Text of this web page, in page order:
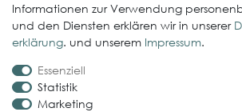
Kontaktformular
Probleme bei der Bestellung?
Rechtliches
Impressum
Informationen zur Verwendung
und den Diensten erklären wir in unserer
erklärung. und unserem Impressum.
Essenziell
Statistik
Marketing